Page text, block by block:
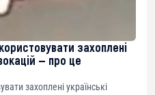
захоплені
— про це
захоплені українські